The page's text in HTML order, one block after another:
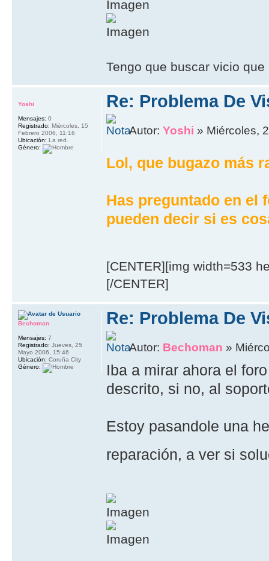
Tengo que buscar vicio
Re: Problema De
Autor:Yoshi » Miércoles,
Lol, que bugazo más
Has preguntado en el
pueden decir si es
[CENTER][img width=533
[/CENTER]
Yoshi
Mensajes: 0
Registrado: Miércoles, 15
Febrero 2006, 11:16
Ubicación: La red.
Género:
Re: Problema De
Autor: Bechoman »
Iba a mirar ahora el
descrito, si no, al
Estoy pasandole una
reparación, a ver si
Bechoman
Mensajes: 7
Registrado: Jueves, 25
Mayo 2006, 15:46
Ubicación: Coruña City
Género: